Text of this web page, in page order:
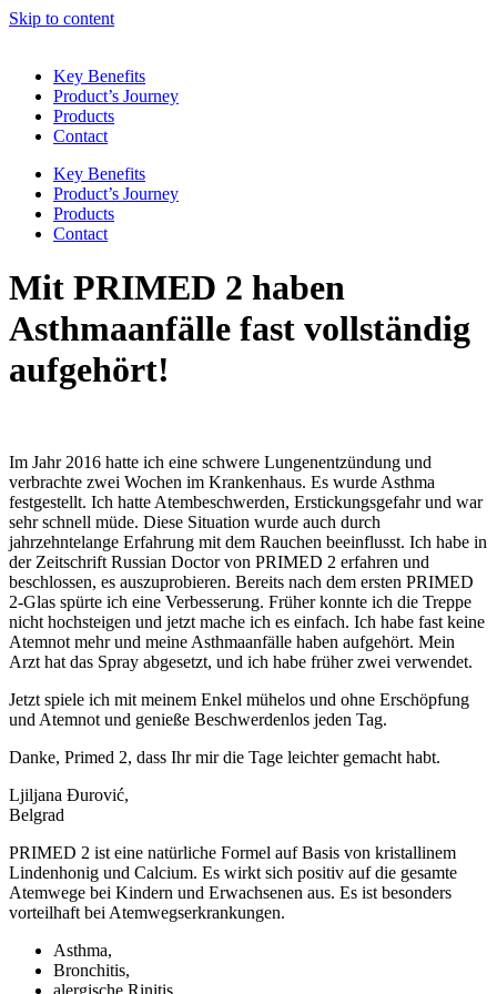
Skip to content
Key Benefits
Product’s Journey
Products
Contact
Key Benefits
Product’s Journey
Products
Contact
Mit PRIMED 2 haben
Asthmaanfälle fast vollständig
aufgehört!
Im Jahr 2016 hatte ich eine schwere Lungenentzündung und
verbrachte zwei Wochen im Krankenhaus. Es wurde Asthma
festgestellt. Ich hatte Atembeschwerden, Erstickungsgefahr und war
sehr schnell müde. Diese Situation wurde auch durch
jahrzehntelange Erfahrung mit dem Rauchen beeinflusst. Ich habe in
der Zeitschrift Russian Doctor von PRIMED 2 erfahren und
beschlossen, es auszuprobieren. Bereits nach dem ersten PRIMED
2-Glas spürte ich eine Verbesserung. Früher konnte ich die Treppe
nicht hochsteigen und jetzt mache ich es einfach. Ich habe fast keine
Atemnot mehr und meine Asthmaanfälle haben aufgehört. Mein
Arzt hat das Spray abgesetzt, und ich habe früher zwei verwendet.
Jetzt spiele ich mit meinem Enkel mühelos und ohne Erschöpfung
und Atemnot und genieße Beschwerdenlos jeden Tag.
Danke, Primed 2, dass Ihr mir die Tage leichter gemacht habt.
Ljiljana Đurović,
Belgrad
PRIMED 2 ist eine natürliche Formel auf Basis von kristallinem
Lindenhonig und Calcium. Es wirkt sich positiv auf die gesamte
Atemwege bei Kindern und Erwachsenen aus. Es ist besonders
vorteilhaft bei Atemwegserkrankungen.
Asthma,
Bronchitis,
alergische Rinitis,